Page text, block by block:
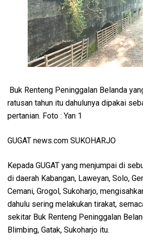
Buk Renteng Peninggalan Belanda
ratusan tahun itu dahulunya dipakai
pertanian. Foto : Yan 1
GUGAT news.com SUKOHARJO
Kepada GUGAT yang menjumpai di
di daerah Kabangan, Laweyan, Solo,
Cemani, Grogol, Sukoharjo,
dahulu sering melakukan tirakat,
sekitar Buk Renteng Peninggalan
Blimbing, Gatak, Sukoharjo itu.